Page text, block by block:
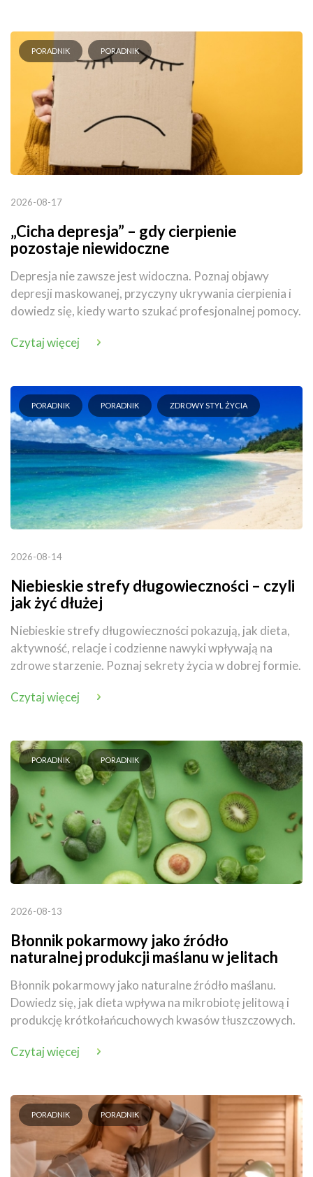
PORADNIK PORADNIK
2026-08-17
„Cicha depresja” – gdy cierpienie
pozostaje niewidoczne
Depresja nie zawsze jest widoczna. Poznaj objawy
depresji maskowanej, przyczyny ukrywania cierpienia i
dowiedz się, kiedy warto szukać profesjonalnej pomocy.
Czytaj więcej
PORADNIK PORADNIK ZDROWY STYL ŻYCIA
2026-08-14
Niebieskie strefy długowieczności – czyli
jak żyć dłużej
Niebieskie strefy długowieczności pokazują, jak dieta,
aktywność, relacje i codzienne nawyki wpływają na
zdrowe starzenie. Poznaj sekrety życia w dobrej formie.
Czytaj więcej
PORADNIK PORADNIK
2026-08-13
Błonnik pokarmowy jako źródło
naturalnej produkcji maślanu w jelitach
Błonnik pokarmowy jako naturalne źródło maślanu.
Dowiedz się, jak dieta wpływa na mikrobiotę jelitową i
produkcję krótkołańcuchowych kwasów tłuszczowych.
Czytaj więcej
PORADNIK PORADNIK